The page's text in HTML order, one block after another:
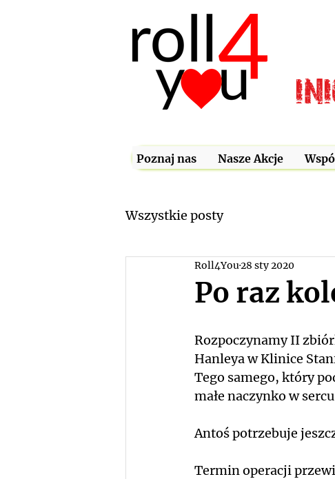
Poznaj nas Nasze Akcje
Wszystkie posty
Po raz
Roll4You 28 sty 2020
Rozpoczynamy II
Hanleya w Klinice
Tego samego, który
małe naczynko w
Antoś potrzebuje
Termin operacji